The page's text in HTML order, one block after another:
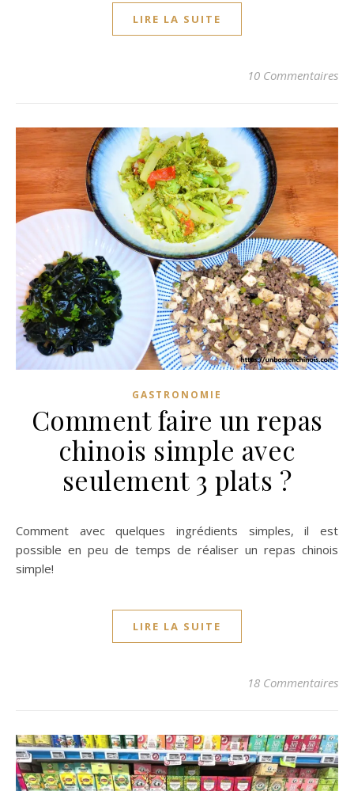
LIRE LA SUITE
10 Commentaires
GASTRONOMIE
Comment faire un repas
chinois simple avec
seulement 3 plats ?
Comment avec quelques ingrédients simples, il est
possible en peu de temps de réaliser un repas chinois
simple!
LIRE LA SUITE
18 Commentaires